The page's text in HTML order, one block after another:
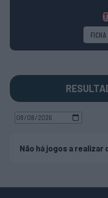
FICHA
Não há jogos a